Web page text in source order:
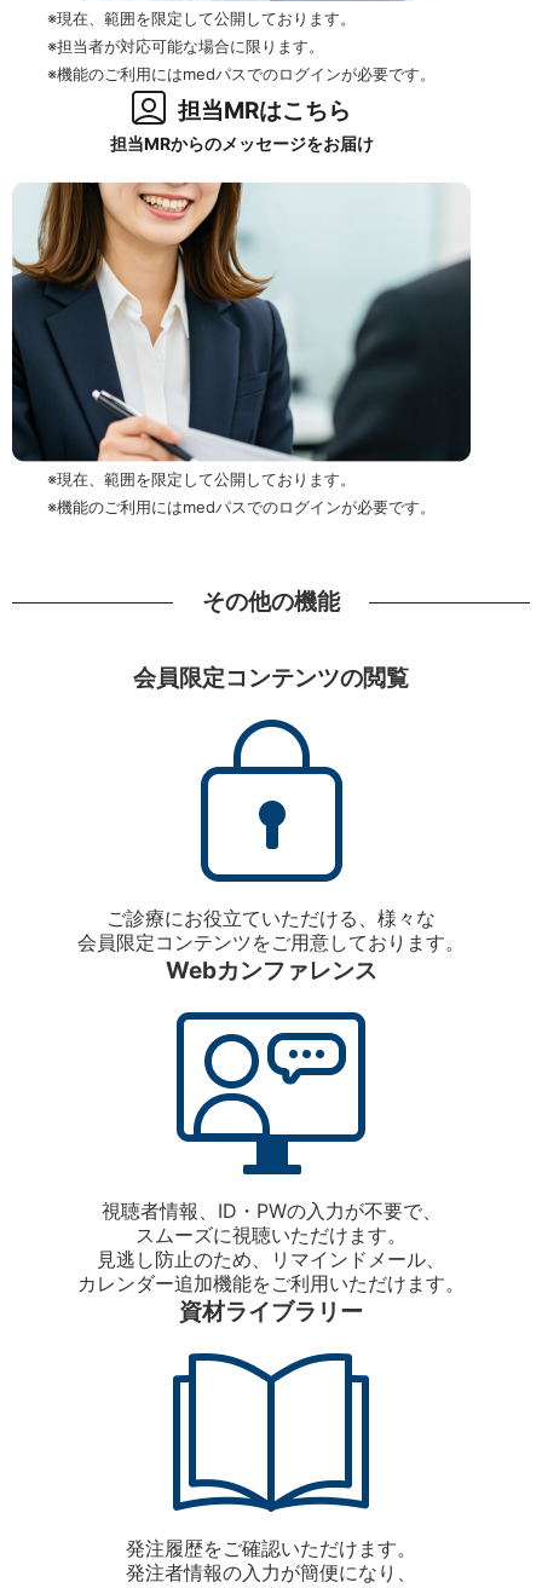
※現在、範囲を限定して公開しております。
※担当者が対応可能な場合に限ります。
※機能のご利用にはmedパスでのログインが必要です。
担当MRはこちら
担当MRからのメッセージをお届け
※現在、範囲を限定して公開しております。
※機能のご利用にはmedパスでのログインが必要です。
その他の機能
会員限定コンテンツの閲覧
ご診療にお役立ていただける、様々な
会員限定コンテンツをご用意しております。
Webカンファレンス
視聴者情報、ID・PWの入力が不要で、
スムーズに視聴いただけます。
見逃し防止のため、リマインドメール、
カレンダー追加機能をご利用いただけます。
資材ライブラリー
発注履歴をご確認いただけます。
発注者情報の入力が簡便になり、